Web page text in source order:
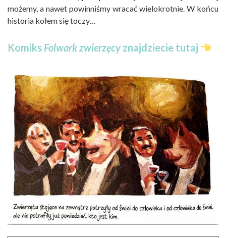
możemy, a nawet powinniśmy wracać wielokrotnie. W końcu
historia kołem się toczy…
Komiks Folwark zwierzęcyznajdziecie tutaj